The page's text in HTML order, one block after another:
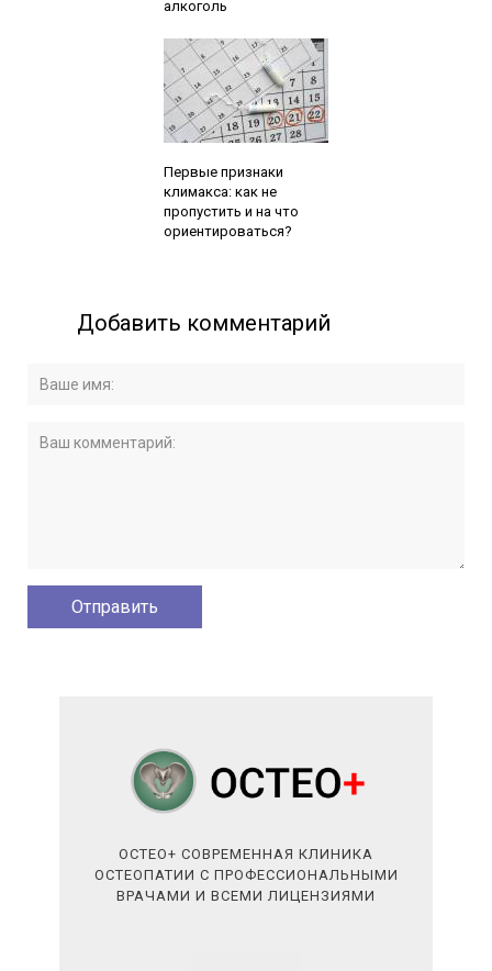
алкоголь
Первые признаки
климакса: как не
пропустить и на что
ориентироваться?
Добавить комментарий
ОСТЕО+ СОВРЕМЕННАЯ КЛИНИКА
ОСТЕОПАТИИ С ПРОФЕССИОНАЛЬНЫМИ
ВРАЧАМИ И ВСЕМИ ЛИЦЕНЗИЯМИ